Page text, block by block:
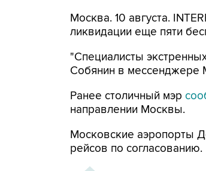
Москва. 10 августа.
ликвидации еще пяти
"Специалисты
Собянин в мессенджере
Ранее столичный мэр
направлении Москвы.
Московские аэропорты
рейсов по согласованию.